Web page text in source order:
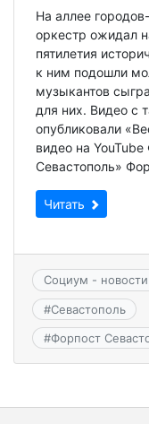
На аллее
оркестр ожидал
пятилетия
к ним подошли
музыкантов
для них. Видео
опубликовали
видео на
Севастополь»
Читать
Социум -
#Севастополь
#Форпост